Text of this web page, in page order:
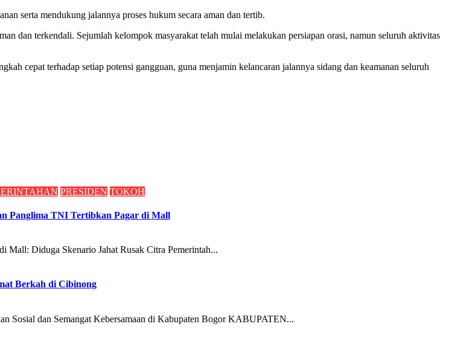
serta mendukung jalannya proses hukum secara aman dan tertib.
dan terkendali. Sejumlah kelompok masyarakat telah mulai melakukan persiapan orasi, namun seluruh aktivitas
cepat terhadap setiap potensi gangguan, guna menjamin kelancaran jalannya sidang dan keamanan seluruh
PRESIDEN TOKOH
Panglima TNI Tertibkan Pagar di Mall
Diduga Skenario Jahat Rusak Citra Pemerintah...
Berkah di Cibinong
dan Semangat Kebersamaan di Kabupaten Bogor KABUPATEN...